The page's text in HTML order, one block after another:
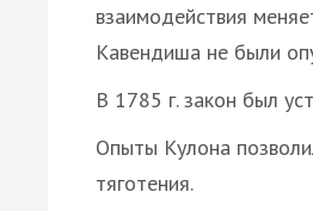
взаимодействия
Кавендиша не были
В 1785 г. закон был
Опыты Кулона
тяготения.